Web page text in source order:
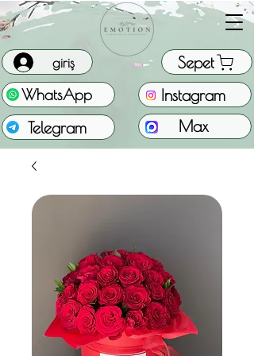
WhatsApp
Sepet
giriş
Telegram Max
Instagram